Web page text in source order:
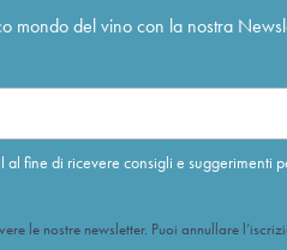
mondo del vino con la nostra
fine di ricevere consigli e suggerimenti
le nostre newsletter. Puoi annullare